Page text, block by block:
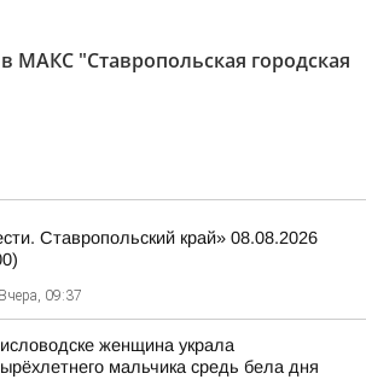
МАКС "Ставропольская городская
Ставропольский край» 08.08.2026
Вчера, 09:37
женщина украла
мальчика средь бела дня